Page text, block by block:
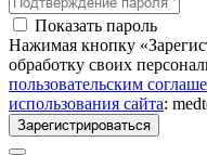
Показать пароль
Нажимая кнопку
обработку своих
пользовательским
использования сайта:
Зарегистрироваться